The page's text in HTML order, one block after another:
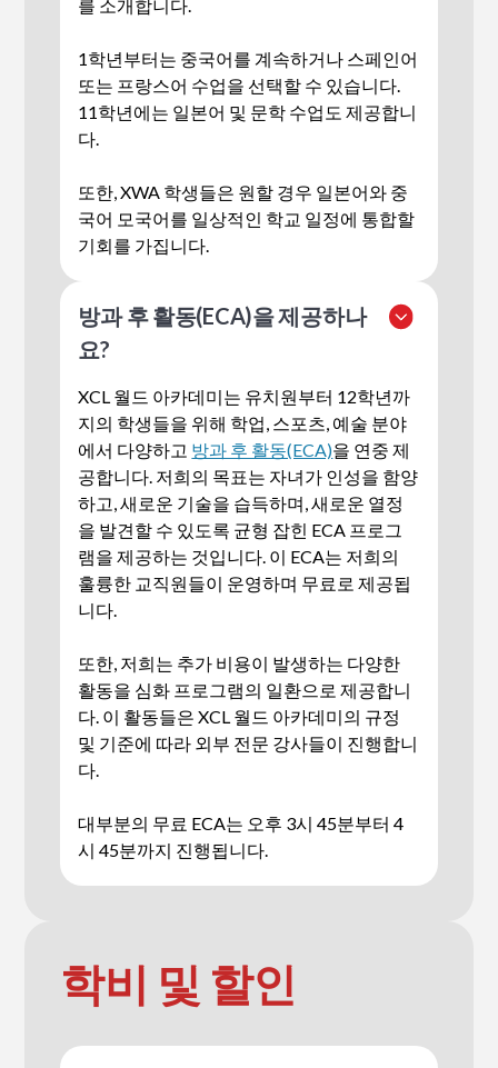
를 소개합니다.
1학년부터는 중국어를 계속하거나 스페인어
또는 프랑스어 수업을 선택할 수 있습니다.
11학년에는 일본어 및 문학 수업도 제공합니
다.
또한, XWA 학생들은 원할 경우 일본어와 중
국어 모국어를 일상적인 학교 일정에 통합할
기회를 가집니다.
방과 후 활동(ECA)을 제공하나
요?
XCL 월드 아카데미는 유치원부터 12학년까
지의 학생들을 위해 학업, 스포츠, 예술 분야
에서 다양하고 방과 후 활동(ECA)을 연중 제
공합니다. 저희의 목표는 자녀가 인성을 함양
하고, 새로운 기술을 습득하며, 새로운 열정
을 발견할 수 있도록 균형 잡힌 ECA 프로그
램을 제공하는 것입니다. 이 ECA는 저희의
훌륭한 교직원들이 운영하며 무료로 제공됩
니다.
또한, 저희는 추가 비용이 발생하는 다양한
활동을 심화 프로그램의 일환으로 제공합니
다. 이 활동들은 XCL 월드 아카데미의 규정
및 기준에 따라 외부 전문 강사들이 진행합니
다.
대부분의 무료 ECA는 오후 3시 45분부터 4
시 45분까지 진행됩니다.
학비 및 할인